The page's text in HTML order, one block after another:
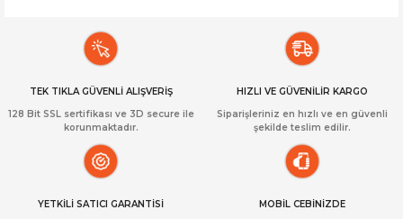
TEK TIKLA GÜVENLİ ALIŞVERİŞ
128 Bit SSL sertifikası ve 3D secure ile
korunmaktadır.
HIZLI VE GÜVENİLİR KARGO
Siparişleriniz en hızlı ve en güvenli
şekilde teslim edilir.
YETKİLİ SATICI GARANTİSİ
MOBİL CEBİNİZDE